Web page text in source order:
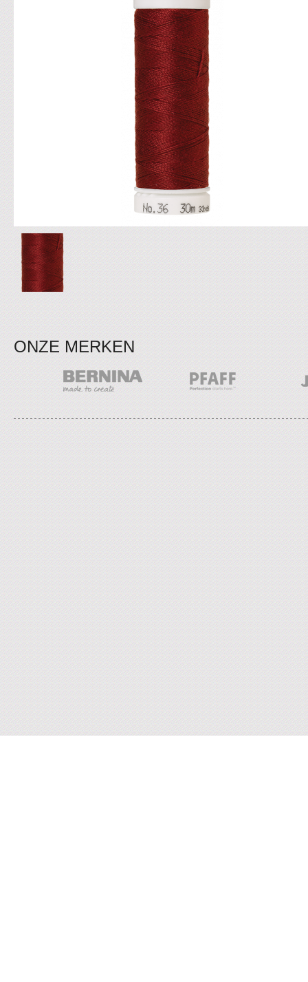
ONZE MERKEN